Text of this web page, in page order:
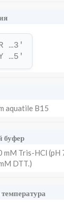
…3'
…5'
aquatile B15
буфер
mM Tris-HCl (pH
DTT.)